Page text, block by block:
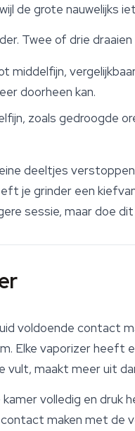
de grote nauwelijks
Twee of drie
middelfijn,
doorheen kan.
zoals gedroogde
deeltjes
je grinder een
sessie, maar doe
voldoende contact
Elke vaporizer heeft
vult, maakt meer uit
kamer volledig en druk
maken met de